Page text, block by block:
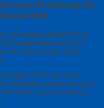
RA-Wisuda SD-
SMA
apik toga wisuda TK di
di Tangerang sebaiknya
supaya anak-anak
tingkat SMP dan SMA,
sehingga menyerupai toga
suasana wisuda